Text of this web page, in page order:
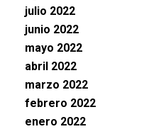
julio 2022
junio 2022
mayo 2022
abril 2022
marzo 2022
febrero 2022
enero 2022